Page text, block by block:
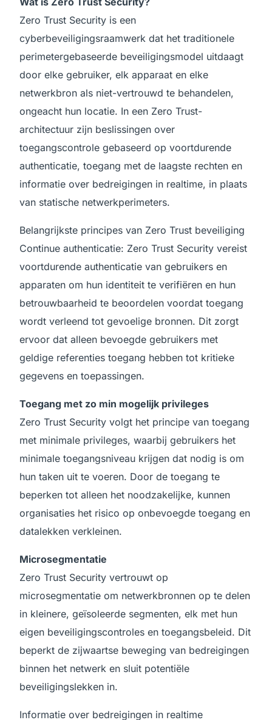
Zero Trust Security is een
cyberbeveiligingsraamwerk dat het traditionele
perimetergebaseerde beveiligingsmodel uitdaagt
door elke gebruiker, elk apparaat en elke
netwerkbron als niet-vertrouwd te behandelen,
ongeacht hun locatie. In een Zero Trust-
architectuur zijn beslissingen over
toegangscontrole gebaseerd op voortdurende
authenticatie, toegang met de laagste rechten en
informatie over bedreigingen in realtime, in plaats
van statische netwerkperimeters.
Belangrijkste principes van Zero Trust beveiliging
Continue authenticatie: Zero Trust Security vereist
voortdurende authenticatie van gebruikers en
apparaten om hun identiteit te verifiëren en hun
betrouwbaarheid te beoordelen voordat toegang
wordt verleend tot gevoelige bronnen. Dit zorgt
ervoor dat alleen bevoegde gebruikers met
geldige referenties toegang hebben tot kritieke
gegevens en toepassingen.
Toegang met zo min mogelijk privileges
Zero Trust Security volgt het principe van toegang
met minimale privileges, waarbij gebruikers het
minimale toegangsniveau krijgen dat nodig is om
hun taken uit te voeren. Door de toegang te
beperken tot alleen het noodzakelijke, kunnen
organisaties het risico op onbevoegde toegang en
datalekken verkleinen.
Microsegmentatie
Zero Trust Security vertrouwt op
microsegmentatie om netwerkbronnen op te delen
in kleinere, geïsoleerde segmenten, elk met hun
eigen beveiligingscontroles en toegangsbeleid. Dit
beperkt de zijwaartse beweging van bedreigingen
binnen het netwerk en sluit potentiële
beveiligingslekken in.
Informatie over bedreigingen in realtime